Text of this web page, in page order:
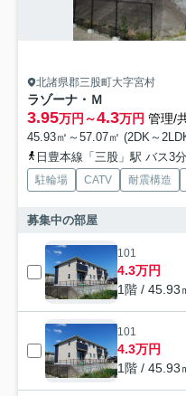
北諸県郡三股町大字宮村
ラゾーナ・Ｍ
3.95万円～4.3万円 管理/
45.93㎡～57.07㎡ (2DK～
日豊本線「三股」駅 バス3
駐輪場 CATV 耐震構造
募集中の部屋
101
4.3万円
1階 / 45.93
101
4.3万円
1階 / 45.93